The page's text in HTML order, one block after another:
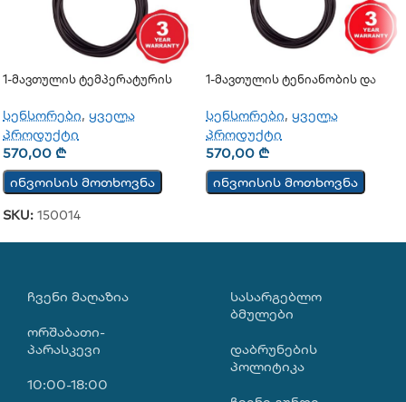
1-Მავთულის Ტემპერატურის
სენსორები, ყველა
პროდუქტი
570,00 ₾
ინვოისის მოთხოვნა
SKU: 150014
1-Მავთულის Ტენიანობის Და
TSH202
სენსორები, ყველა
პროდუქტი
570,00 ₾
ინვოისის მოთხოვნა
ᲩᲕᲔᲜᲘ ᲛᲐᲦᲐᲖᲘᲐ
ორშაბათი-
პარასკევი
10:00-18:00
ᲡᲐᲡᲐᲠᲒᲔᲑᲚᲝ
ᲑᲛᲣᲚᲔᲑᲘ
დაბრუნების
პოლიტიკა